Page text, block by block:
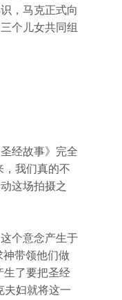
，马克正式向
个儿女共同组
经故事》完全
，我们真的不
这场拍摄之
个意念产生于
带领他们做
生了要把圣经
夫妇就将这一